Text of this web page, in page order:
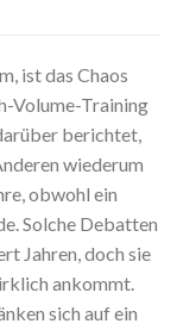
ist das Chaos
Volume-Training
berichtet,
wiederum
obwohl ein
Solche Debatten
Jahren, doch sie
ankommt.
sich auf ein